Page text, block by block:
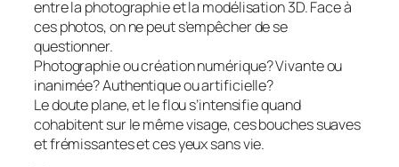
entre la photographie et la modélisation 3D. Face à
ces photos, on ne peut s’empêcher de se
questionner.
Photographie ou création numérique? Vivante ou
inanimée? Authentique ou artificielle?
Le doute plane, et le flou s’intensifie quand
cohabitent sur le même visage, ces bouches suaves
et frémissantes et ces yeux sans vie.